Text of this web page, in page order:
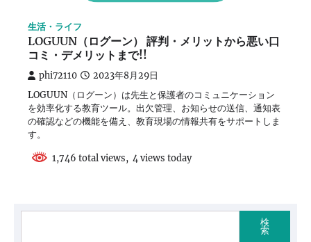
生活・ライフ
LOGUUN（ログーン） 評判・メリットから悪い口
コミ・デメリットまで!!
phi72110 2023年8月29日
LOGUUN（ログーン）は先生と保護者のコミュニケーション
を効率化する教育ツール。出欠管理、お知らせの送信、通知表
の確認などの機能を備え、教育現場の情報共有をサポートしま
す。
1,746 total views, 4 views today
検
索